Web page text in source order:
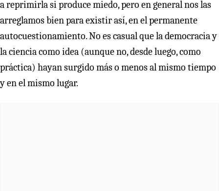
a reprimirla si produce miedo, pero en general nos las
arreglamos bien para existir así, en el permanente
autocuestionamiento. No es casual que la democracia y
la ciencia como idea (aunque no, desde luego, como
práctica) hayan surgido más o menos al mismo tiempo
y en el mismo lugar.